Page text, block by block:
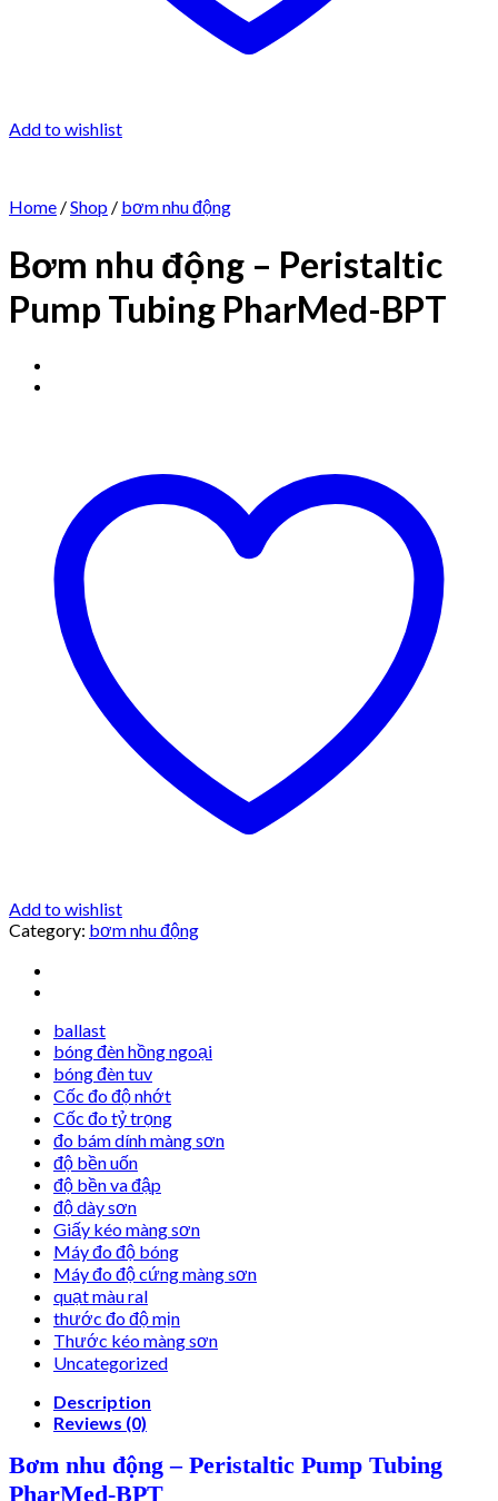
Add to wishlist
Home /Shop / bơm nhu động
Bơm nhu động – Peristaltic
Pump Tubing PharMed-BPT
Add to wishlist
Category: bơm nhu động
ballast
bóng đèn hồng ngoại
bóng đèn tuv
Cốc đo độ nhớt
Cốc đo tỷ trọng
đo bám dính màng sơn
độ bền uốn
độ bền va đập
độ dày sơn
Giấy kéo màng sơn
Máy đo độ bóng
Máy đo độ cứng màng sơn
quạt màu ral
thước đo độ mịn
Thước kéo màng sơn
Uncategorized
Description
Reviews (0)
Bơm nhu động – Peristaltic Pump Tubing
PharMed-BPT